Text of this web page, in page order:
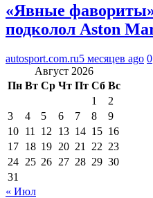
«Явные
подколол Aston
autosport.com.ru5 месяцев ago 0
Август 2026
Пн Вт Ср Чт Пт Сб Вс
1
2
3
4 5 6 7 8
9
10 11 12 13 14 15 16
17 18 19 20 21 22 23
24 25 26 27 28 29 30
31
« Июл